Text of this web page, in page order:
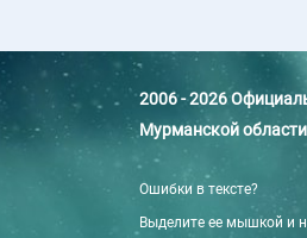
2006 - 2026
Мурманской области
Ошибки в тексте?
Выделите ее мышкой и